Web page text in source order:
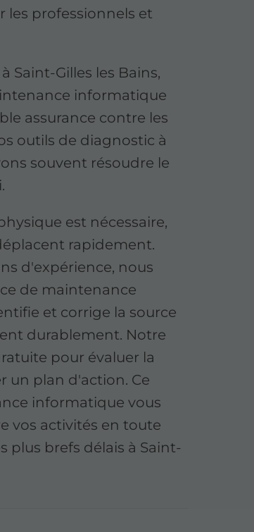
les professionnels et
Saint-Gilles les Bains,
informatique
assurance contre les
outils de diagnostic à
souvent résoudre le
est nécessaire,
rapidement.
d'expérience, nous
de maintenance
et corrige la source
durablement. Notre
pour évaluer la
un plan d'action. Ce
informatique vous
vos activités en toute
plus brefs délais à Saint-